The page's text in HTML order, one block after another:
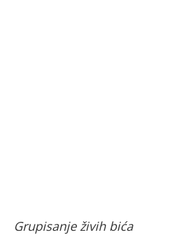
Grupisanje živih bića